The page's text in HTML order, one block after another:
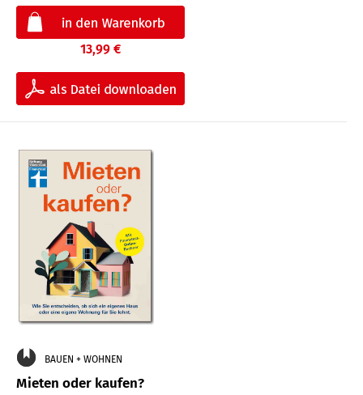
13,99 €
BAUEN + WOHNEN
Mieten oder kaufen?